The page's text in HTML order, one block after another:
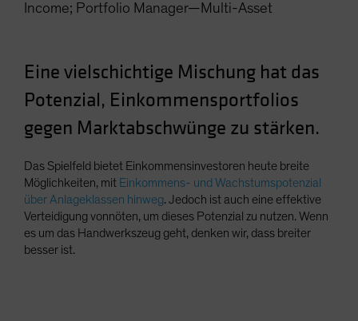
South Korea - 대한민국
Taiwan - 台灣
UK
United States (US Citizens)
US (Non-US Citizens/NRC)
Income; Portfolio Manager—Multi-Asset
Eine vielschichtige Mischung hat das
Potenzial, Einkommensportfolios
gegen Marktabschwünge zu stärken.
Das Spielfeld bietet Einkommensinvestoren heute breite
Möglichkeiten, mit Einkommens- und Wachstumspotenzial
über Anlageklassen hinweg. Jedoch ist auch eine effektive
Verteidigung vonnöten, um dieses Potenzial zu nutzen. Wenn
es um das Handwerkszeug geht, denken wir, dass breiter
besser ist.